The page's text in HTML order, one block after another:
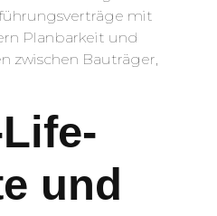
mit
Planbarkeit und
zwischen Bauträger,
und